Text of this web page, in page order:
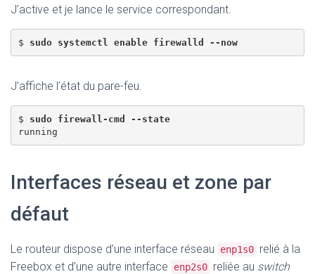
J’active et je lance le service correspondant.
$ sudo systemctl enable firewalld --now
J’affiche l’état du pare-feu.
$ sudo firewall-cmd --state
Interfaces réseau et zone par
défaut
Le routeur dispose d’une interface réseau enp1s0 relié à la
Freebox et d’une autre interface
enp2s0 reliée au switch